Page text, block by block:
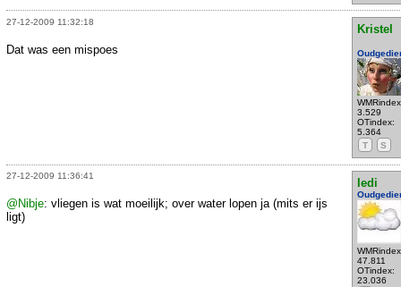
27-12-2009 11:32:18
Kristel
3.529
OTindex:
5.364
T
S
Dat was een mispoes
27-12-2009 11:36:41
ledi
47.811
OTindex:
23.036
@Nibje: vliegen is wat moeilijk; over water lopen ja (mits er ijs
ligt)